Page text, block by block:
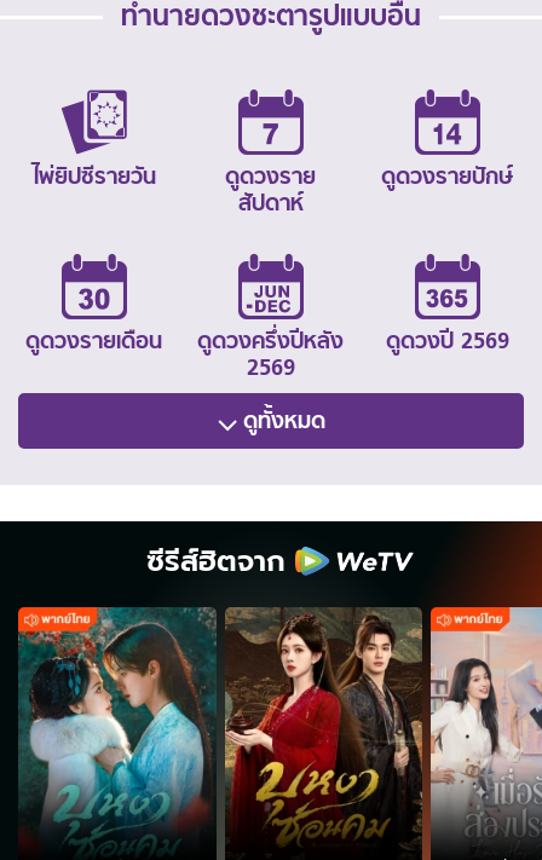
ทำนายดวงชะตารูปแบบอื่น
ไพ่ยิปซีรายวัน
ดูดวงราย
สัปดาห์
ดูดวงรายปักษ์
ดูดวงรายเดือน
ดูดวงครึ่งปีหลัง
2569
ดูดวงปี 2569
ดูทั้งหมด
ซีรีส์ฮิตจาก